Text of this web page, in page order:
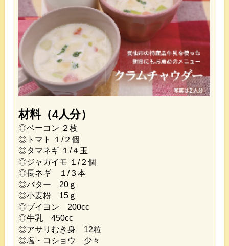
材料（4人分）
◎ベーコン ２枚
◎トマト １/２個
◎タマネギ １/４玉
◎ジャガイモ １/２個
◎長ネギ １/３本
◎バター 20ｇ
◎小麦粉 15ｇ
◎ブイヨン 200cc
◎牛乳 450cc
◎アサリむき身 12粒
◎塩・コショウ 少々